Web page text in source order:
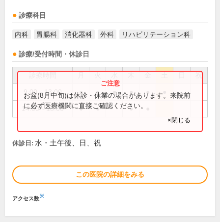
診療科目
内科 胃腸科 消化器科 外科 リハビリテーション科
診療/受付時間・休診日
祝
9:00～13:00 ● ● ● ● ●
14:00～18:00 ● ● ●
お盆(8月中旬)は休診・休業の場合があります。来院前
に必ず医療機関に直接ご確認ください。
×閉じる
休診日: 水・土午後、日、祝
この医院の詳細をみる
アクセス数※